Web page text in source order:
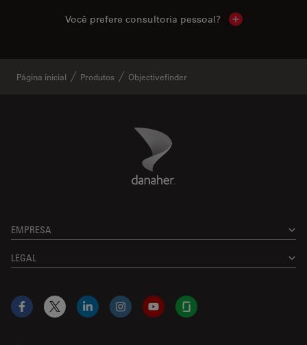
Você prefere consultoria pessoal? Show local
Página inicial Produtos Objectivefinder
Danaher Logo
EMPRESA
LEGAL
Facebook
X LinkedInInstagramYouTubeGlassdoor